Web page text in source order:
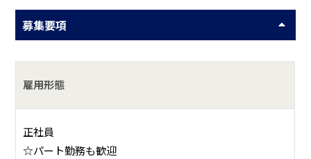
お仕事の一例として、以下のような業務を想定し
ています。
入院患者様の日常生活の援助業務 等
何をしている会社？
募集要項
雇用形態
正社員
☆パート勤務も歓迎